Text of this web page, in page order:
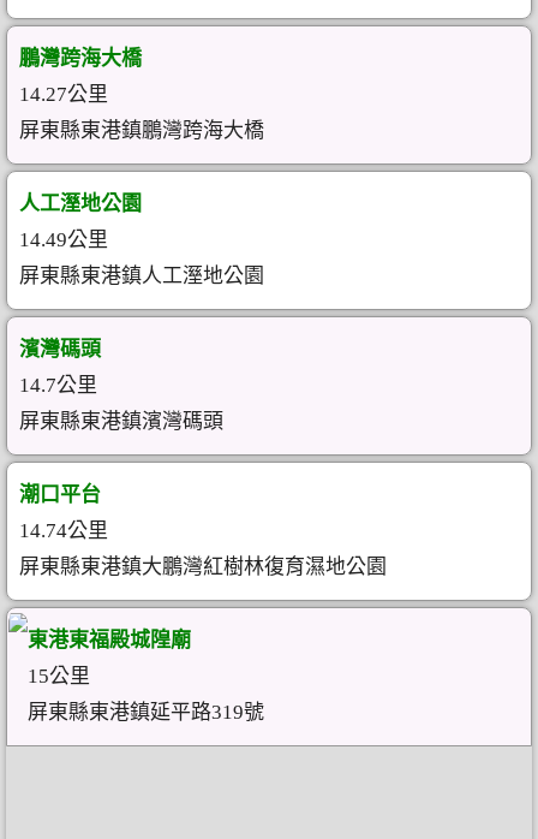
鵬灣跨海大橋
14.27公里
屏東縣東港鎮鵬灣跨海大橋
人工溼地公園
14.49公里
屏東縣東港鎮人工溼地公園
濱灣碼頭
14.7公里
屏東縣東港鎮濱灣碼頭
潮口平台
14.74公里
屏東縣東港鎮大鵬灣紅樹林復育濕地公園
東港東福殿城隍廟
15公里
屏東縣東港鎮延平路319號